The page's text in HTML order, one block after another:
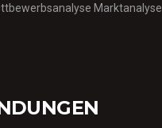
Marktanalyse